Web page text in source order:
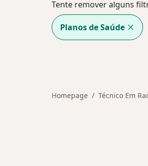
Tente remover alguns
Planos de Saúde
Homepage Técnico Em